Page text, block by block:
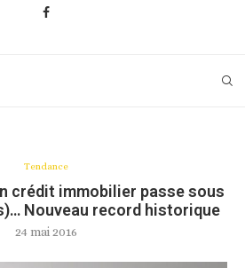
Tendance
crédit immobilier passe sous
Nouveau record historique
24 mai 2016